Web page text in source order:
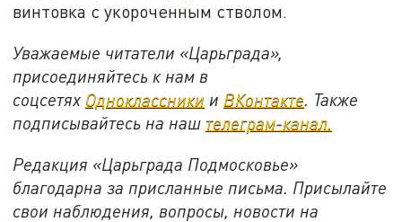
винтовка с укороченным стволом.
Уважаемые читатели «Царьграда»,
присоединяйтесь к нам в
соцсетях Одноклассники и ВКонтакте. Также
подписывайтесь на наш телеграм-канал.
Редакция «Царьграда Подмосковье»
благодарна за присланные письма. Присылайте
свои наблюдения, вопросы, новости на